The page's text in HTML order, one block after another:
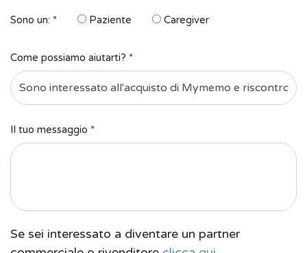
Sono un: * Paziente Caregiver
Come possiamo aiutarti? *
Il tuo messaggio *
Se sei interessato a diventare un partner